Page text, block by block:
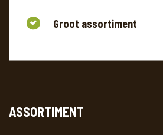
Groot assortiment
ASSORTIMENT